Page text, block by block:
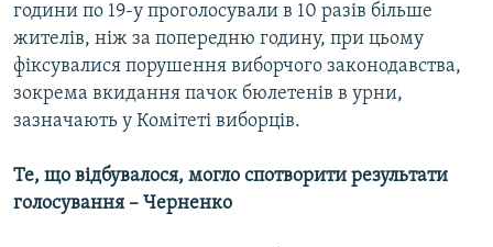
години по 19-у проголосували в 10 разів більше
жителів, ніж за попередню годину, при цьому
фіксувалися порушення виборчого законодавства,
зокрема вкидання пачок бюлетенів в урни,
зазначають у Комітеті виборців.
Те, що відбувалося, могло спотворити результати
голосування – Черненко